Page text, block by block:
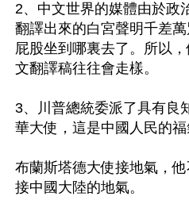
2、中文世界的媒體由於政
翻譯出來的白宮聲明千差
屁股坐到哪裏去了。所以
文翻譯稿往往會走樣。
3、川普總統委派了具有良
華大使，這是中國人民的福
布蘭斯塔德大使接地氣，
接中國大陸的地氣。